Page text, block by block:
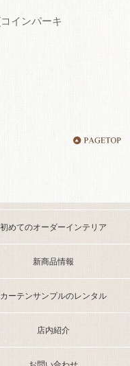
インパーキ
初めてのオーダーインテリア
新商品情報
カーテンサンプルのレンタル
店内紹介